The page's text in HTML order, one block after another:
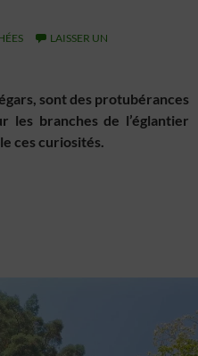
LAISSER UN
sont des protubérances
les branches de l’églantier
ces curiosités.